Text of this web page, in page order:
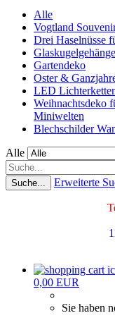
Alle
Vogtland
Drei Haselnüsse
Glaskugelgehänge
Gartendeko
Oster &
LED
Weihnachtsdeko
Miniwelten
Blechschilder
Alle
Suche... Erweiterte
0,00 EUR
Sie haben